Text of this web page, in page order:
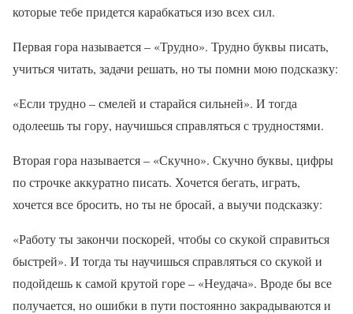
которые тебе придется карабкаться изо всех сил.
Первая гора называется – «Трудно». Трудно буквы писать,
учиться читать, задачи решать, но ты помни мою подсказку:
«Если трудно – смелей и старайся сильней». И тогда
одолеешь ты гору, научишься справляться с трудностями.
Вторая гора называется – «Скучно». Скучно буквы, цифры
по строчке аккуратно писать. Хочется бегать, играть,
хочется все бросить, но ты не бросай, а выучи подсказку:
«Работу ты закончи поскорей, чтобы со скукой справиться
быстрей». И тогда ты научишься справляться со скукой и
подойдешь к самой крутой горе – «Неудача». Вроде бы все
получается, но ошибки в пути постоянно закрадываются и